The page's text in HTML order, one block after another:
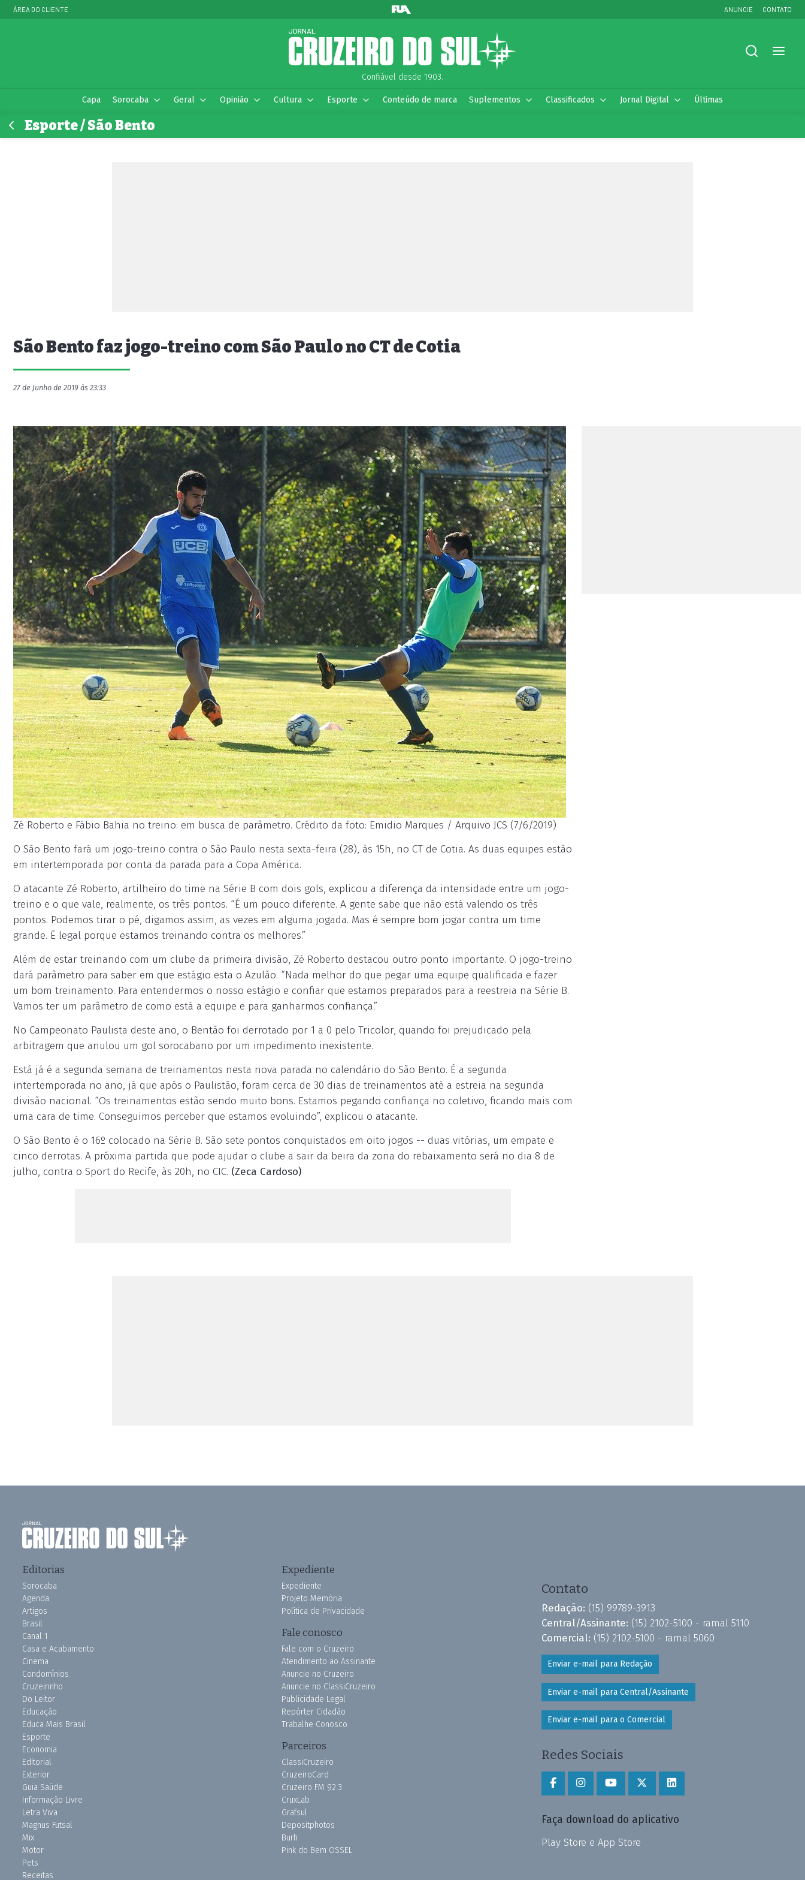
ÁREA DO CLIENTE ANUNCIE CONTATO
Confiável desde 1903.
Capa Sorocaba Geral Opinião Cultura Esporte Conteúdo de marca Suplementos Classificados Jornal Digital Últimas
Esporte / São Bento
São Bento faz jogo-treino com São Paulo no CT de Cotia
27 de Junho de 2019 às 23:33
Zé Roberto e Fábio Bahia no treino: em busca de parâmetro. Crédito da foto: Emidio Marques / Arquivo JCS (7/6/2019)
O São Bento fará um jogo-treino contra o São Paulo nesta sexta-feira (28), às 15h, no CT de Cotia. As duas equipes estão
em intertemporada por conta da parada para a Copa América.
O atacante Zé Roberto, artilheiro do time na Série B com dois gols, explicou a diferença da intensidade entre um jogo-
treino e o que vale, realmente, os três pontos. “É um pouco diferente. A gente sabe que não está valendo os três
pontos. Podemos tirar o pé, digamos assim, as vezes em alguma jogada. Mas é sempre bom jogar contra um time
grande. É legal porque estamos treinando contra os melhores.”
Além de estar treinando com um clube da primeira divisão, Zé Roberto destacou outro ponto importante. O jogo-treino
dará parâmetro para saber em que estágio esta o Azulão. “Nada melhor do que pegar uma equipe qualificada e fazer
um bom treinamento. Para entendermos o nosso estágio e confiar que estamos preparados para a reestreia na Série B.
Vamos ter um parâmetro de como está a equipe e para ganharmos confiança.”
No Campeonato Paulista deste ano, o Bentão foi derrotado por 1 a 0 pelo Tricolor, quando foi prejudicado pela
arbitragem que anulou um gol sorocabano por um impedimento inexistente.
Está já é a segunda semana de treinamentos nesta nova parada no calendário do São Bento. É a segunda
intertemporada no ano, já que após o Paulistão, foram cerca de 30 dias de treinamentos até a estreia na segunda
divisão nacional. “Os treinamentos estão sendo muito bons. Estamos pegando confiança no coletivo, ficando mais com
uma cara de time. Conseguimos perceber que estamos evoluindo”, explicou o atacante.
O São Bento é o 16º colocado na Série B. São sete pontos conquistados em oito jogos -- duas vitórias, um empate e
cinco derrotas. A próxima partida que pode ajudar o clube a sair da beira da zona do rebaixamento será no dia 8 de
julho, contra o Sport do Recife, às 20h, no CIC. (Zeca Cardoso)
Editorias
Sorocaba
Agenda
Artigos
Brasil
Canal 1
Casa e Acabamento
Cinema
Condomínios
Cruzeirinho
Do Leitor
Educação
Educa Mais Brasil
Esporte
Economia
Editorial
Exterior
Guia Saúde
Informação Livre
Letra Viva
Magnus Futsal
Mix
Motor
Pets
Receitas
Expediente
Expediente
Projeto Memória
Política de Privacidade
Fale conosco
Fale com o Cruzeiro
Atendimento ao Assinante
Anuncie no Cruzeiro
Anuncie no ClassiCruzeiro
Publicidade Legal
Repórter Cidadão
Trabalhe Conosco
Parceiros
ClassiCruzeiro
CruzeiroCard
Cruzeiro FM 92.3
CruxLab
Grafsul
Depositphotos
Burh
Pink do Bem OSSEL
Contato
Redação: (15) 99789-3913
Central/Assinante: (15) 2102-5100 - ramal 5110
Comercial: (15) 2102-5100 - ramal 5060
Enviar e-mail para Redação
Enviar e-mail para Central/Assinante
Enviar e-mail para o Comercial
Redes Sociais
Faça download do aplicativo
Play Store e App Store